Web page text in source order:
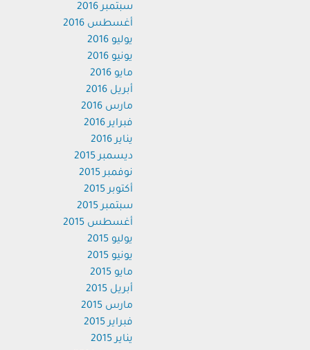
سبتمبر 2016
أغسطس 2016
يوليو 2016
يونيو 2016
مايو 2016
أبريل 2016
مارس 2016
فبراير 2016
يناير 2016
ديسمبر 2015
نوفمبر 2015
أكتوبر 2015
سبتمبر 2015
أغسطس 2015
يوليو 2015
يونيو 2015
مايو 2015
أبريل 2015
مارس 2015
فبراير 2015
يناير 2015